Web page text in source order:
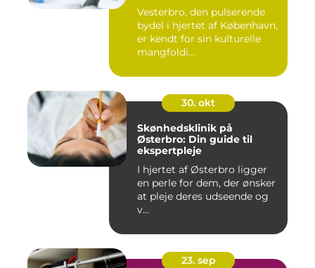
Vesterbro, den pulserende
bydel i hjertet af København,
er kendt for sin kulturelle
mangfoldi...
30. okt
Skønhedsklinik på
Østerbro: Din guide til
ekspertpleje
I hjertet af Østerbro ligger
en perle for dem, der ønsker
at pleje deres udseende og
v...
23. sep